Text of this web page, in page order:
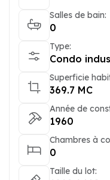
Salles de bain:
0
Type:
Condo
Superficie
369.7 MC
Année de
1960
Chambres à
0
Taille du lot: